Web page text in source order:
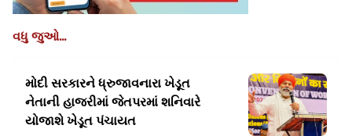
વધુ જુઓ...
મોદી સરકારને ધ્રુજાવનારા ખેડૂત
નેતાની હાજરીમાં જેતપરમાં શનિવારે
યોજાશે ખેડૂત પંચાયત